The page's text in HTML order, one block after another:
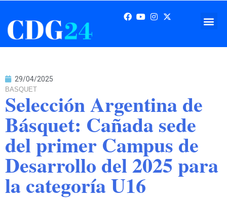
29/04/2025
BASQUET
Selección Argentina de
Básquet: Cañada sede
del primer Campus de
Desarrollo del 2025 para
la categoría U16